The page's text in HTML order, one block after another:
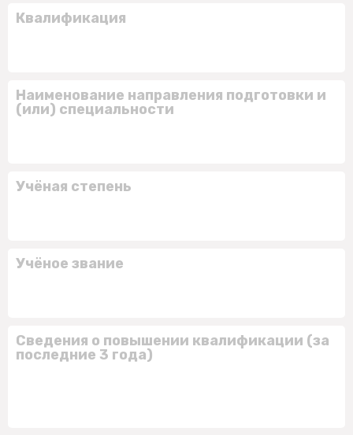
Квалификация
Наименование направления подготовки и
(или) специальности
Учёная степень
Учёное звание
Сведения о повышении квалификации (за
последние 3 года)